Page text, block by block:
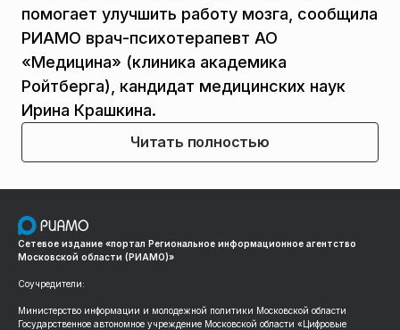
помогает улучшить работу мозга, сообщила
РИАМО врач-психотерапевт АО
«Медицина» (клиника академика
Ройтберга), кандидат медицинских наук
Ирина Крашкина.
Читать полностью
Сетевое издание «портал Региональное информационное агентство
Московской области (РИАМО)»
Соучредители:
Министерство информации и молодежной политики Московской области
Государственное автономное учреждение Московской области «Цифровые